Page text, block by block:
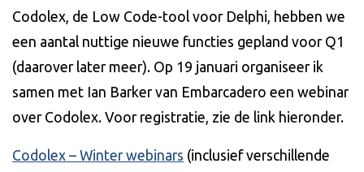
Codolex, de Low Code-tool voor Delphi, hebben we
een aantal nuttige nieuwe functies gepland voor Q1
(daarover later meer). Op 19 januari organiseer ik
samen met Ian Barker van Embarcadero een webinar
over Codolex. Voor registratie, zie de link hieronder.
Codolex – Winter webinars (inclusief verschillende